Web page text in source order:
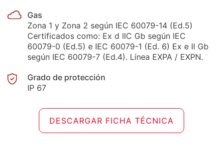
Gas
Zona 1 y Zona 2 según IEC 60079-14 (Ed.5)
Certificados como: Ex d IIC Gb según IEC
60079-0 (Ed.5) e IEC 60079-1 (Ed. 6) Ex e II Gb
según IEC 60079-7 (Ed.4). Línea EXPA / EXPN.
Grado de protección
IP 67
DESCARGAR FICHA TÉCNICA